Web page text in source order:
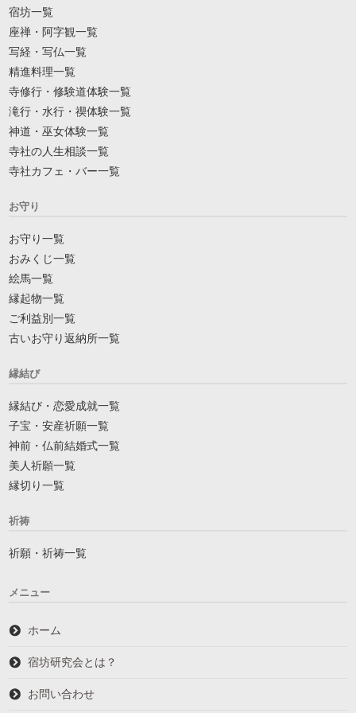
宿坊一覧
座禅・阿字観一覧
写経・写仏一覧
精進料理一覧
寺修行・修験道体験一覧
滝行・水行・禊体験一覧
神道・巫女体験一覧
寺社の人生相談一覧
寺社カフェ・バー一覧
お守り
お守り一覧
おみくじ一覧
絵馬一覧
縁起物一覧
ご利益別一覧
古いお守り返納所一覧
縁結び
縁結び・恋愛成就一覧
子宝・安産祈願一覧
神前・仏前結婚式一覧
美人祈願一覧
縁切り一覧
祈祷
祈願・祈祷一覧
メニュー
ホーム
宿坊研究会とは？
お問い合わせ